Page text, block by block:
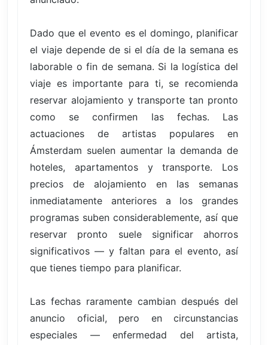
Dado que el evento es el domingo, planificar
el viaje depende de si el día de la semana es
laborable o fin de semana. Si la logística del
viaje es importante para ti, se recomienda
reservar alojamiento y transporte tan pronto
como se confirmen las fechas. Las
actuaciones de artistas populares en
Ámsterdam suelen aumentar la demanda de
hoteles, apartamentos y transporte. Los
precios de alojamiento en las semanas
inmediatamente anteriores a los grandes
programas suben considerablemente, así que
reservar pronto suele significar ahorros
significativos — y faltan para el evento, así
que tienes tiempo para planificar.
Las fechas raramente cambian después del
anuncio oficial, pero en circunstancias
especiales — enfermedad del artista,